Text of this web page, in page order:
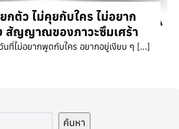
ตัว ไม่คุยกับใคร ไม่อยาก
สัญญาณของภาวะซึมเศร้า
บางครั้งเราอาจมีวันที่ไม่อยากพูดกับใคร อยากอยู่เงียบ ๆ […]
ค้นหา